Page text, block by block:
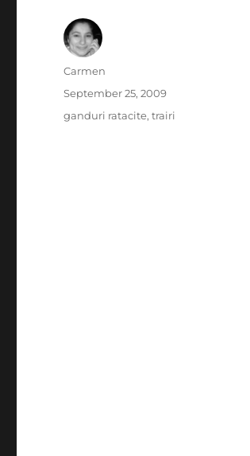
Author
Carmen
Posted
September 25, 2009
Categories
ganduri ratacite,trairi